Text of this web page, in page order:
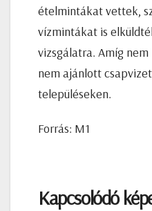
ételmintákat vettek,
vízmintákat is
vizsgálatra. Amíg
nem ajánlott
településeken.
Forrás: M1
Kapcsolódó